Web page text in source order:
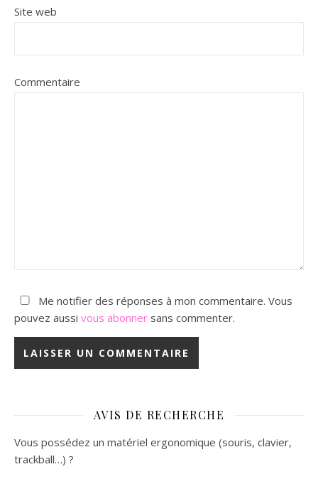
Site web
Commentaire
Me notifier des réponses à mon commentaire. Vous
pouvez aussi vous abonner sans commenter.
AVIS DE RECHERCHE
Vous possédez un matériel ergonomique (souris, clavier,
trackball…) ?